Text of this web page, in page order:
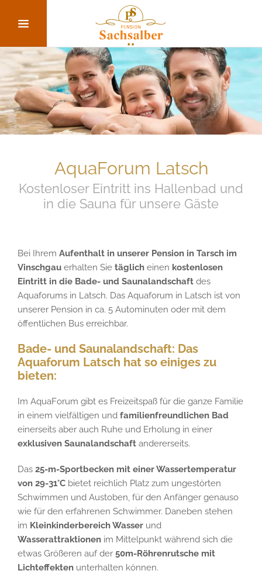
AquaForum Latsch
Kostenloser Eintritt ins Hallenbad und
in die Sauna für unsere Gäste
Bei Ihrem Aufenthalt in unserer Pension in Tarsch im
Vinschgau erhalten Sie täglich einen kostenlosen
Eintritt in die Bade- und Saunalandschaft des
Aquaforums in Latsch. Das Aquaforum in Latsch ist von
unserer Pension in ca. 5 Autominuten oder mit dem
öffentlichen Bus erreichbar.
Bade- und Saunalandschaft: Das
Aquaforum Latsch hat so einiges zu
bieten:
Im AquaForum gibt es Freizeitspaß für die ganze Familie
in einem vielfältigen und familienfreundlichen Bad
einerseits aber auch Ruhe und Erholung in einer
exklusiven Saunalandschaft andererseits.
Das 25-m-Sportbecken mit einer Wassertemperatur
von 29-31°C bietet reichlich Platz zum ungestörten
Schwimmen und Austoben, für den Anfänger genauso
wie für den erfahrenen Schwimmer. Daneben stehen
im Kleinkinderbereich Wasser und
Wasserattraktionen im Mittelpunkt während sich die
etwas Größeren auf der 50m-Röhrenrutsche mit
Lichteffekten unterhalten können.